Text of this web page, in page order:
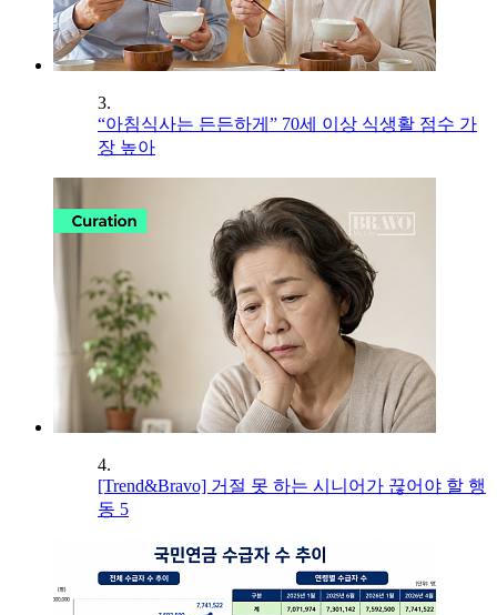
3.
“아침식사는 든든하게” 70세 이상 식생활 점수 가
장 높아
4.
[Trend&Bravo] 거절 못 하는 시니어가 끊어야 할 행
동 5